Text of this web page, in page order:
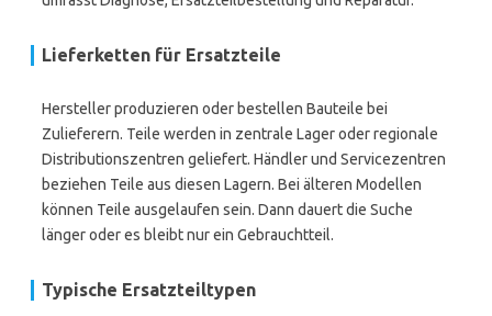
Lieferketten für Ersatzteile
Hersteller produzieren oder bestellen Bauteile bei
Zulieferern. Teile werden in zentrale Lager oder regionale
Distributionszentren geliefert. Händler und Servicezentren
beziehen Teile aus diesen Lagern. Bei älteren Modellen
können Teile ausgelaufen sein. Dann dauert die Suche
länger oder es bleibt nur ein Gebrauchtteil.
Typische Ersatzteiltypen